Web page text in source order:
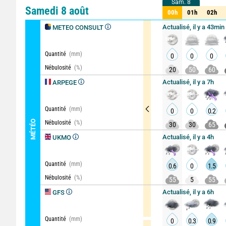
Comparateur détaillé
Samedi 8 août
MÉTÉO
METEO CONSULT
Quantité (mm)
Nébulosité (%)
ARPEGE
Quantité (mm)
Nébulosité (%)
UKMO
Quantité (mm)
Nébulosité (%)
GFS
Quantité (mm)
Sam. 8
00h 01h 02h
Sam. 8
00h 01h 02h
Actualisé, il y a 43min
0 0 0
20
50 60
Actualisé, il y a 7h
0 0 0.2
30
30 65
Actualisé, il y a 4h
0.6 0 1.5
55
5 55
Actualisé, il y a 6h
0 0.3 0.9